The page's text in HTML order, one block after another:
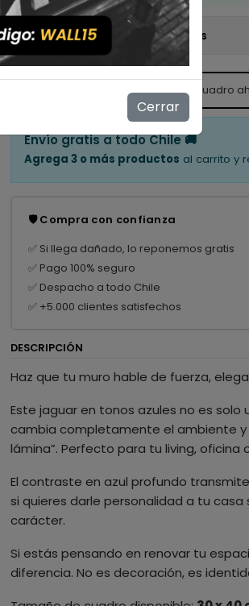
Mostrar stock de ubicaciones
personas están viendo este cuadro
Envío gratis a todo Chile 🚚
Agrega 3 o más productos al carrito y
🛡️ Compra con confianza
✅ Si llega dañado, lo reponemos gratis
✅ Pago 100% seguro
✅ Despacho a todo Chile
✅ +5.000 clientes satisfechos
DESCRIPCIÓN
Haz que tu muro hable de fuerza,
Este jaguar en tonos azules no es solo
cambia completamente el ambiente y
lámina”. Perfecto para tu living,
El contraste en azul profundo
si quieres darle personalidad a tu
carácter.
Si estás pensando en renovar tu
diferencia. No es decoración, es
Cerrar